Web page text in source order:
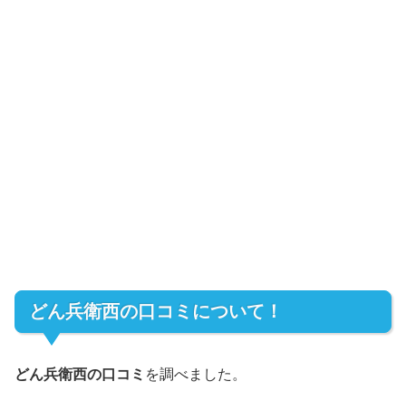
どん兵衛西の口コミについて！
どん兵衛西の口コミ を調べました。